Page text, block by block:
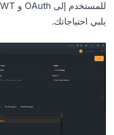
يلبي احتياجاتك.